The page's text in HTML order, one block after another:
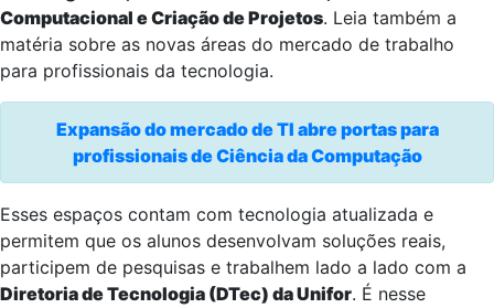
Computacional e Criação de Projetos. Leia também a
matéria sobre as novas áreas do mercado de trabalho
para profissionais da tecnologia.
Expansão do mercado de TI abre portas para
profissionais de Ciência da Computação
Esses espaços contam com tecnologia atualizada e
permitem que os alunos desenvolvam soluções reais,
participem de pesquisas e trabalhem lado a lado com a
Diretoria de Tecnologia (DTec) da Unifor. É nesse